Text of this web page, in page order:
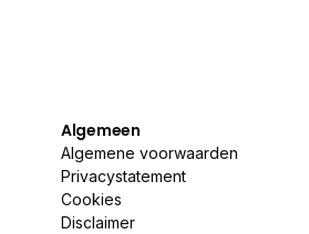
Algemeen
Algemene voorwaarden
Privacystatement
Cookies
Disclaimer